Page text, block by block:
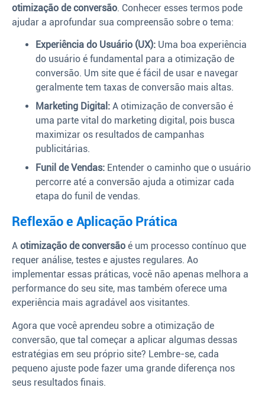
otimização de conversão. Conhecer esses termos pode
ajudar a aprofundar sua compreensão sobre o tema:
Experiência do Usuário (UX): Uma boa experiência
do usuário é fundamental para a otimização de
conversão. Um site que é fácil de usar e navegar
geralmente tem taxas de conversão mais altas.
Marketing Digital: A otimização de conversão é
uma parte vital do marketing digital, pois busca
maximizar os resultados de campanhas
publicitárias.
Funil de Vendas: Entender o caminho que o usuário
percorre até a conversão ajuda a otimizar cada
etapa do funil de vendas.
Reflexão e Aplicação Prática
A otimização de conversão é um processo contínuo que
requer análise, testes e ajustes regulares. Ao
implementar essas práticas, você não apenas melhora a
performance do seu site, mas também oferece uma
experiência mais agradável aos visitantes.
Agora que você aprendeu sobre a otimização de
conversão, que tal começar a aplicar algumas dessas
estratégias em seu próprio site? Lembre-se, cada
pequeno ajuste pode fazer uma grande diferença nos
seus resultados finais.